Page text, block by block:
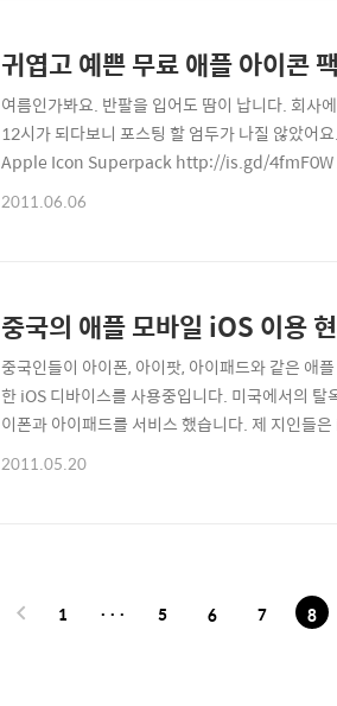
귀엽고 예쁜 무료 애플 아이콘
여름인가봐요. 반팔을 입어도 땀이 납니다. 회사
12시가 되다보니 포스팅 할 엄두가 나질 않았어
Apple Icon Superpack http://is.gd/
4. The Apple Armada Icons http://is.gd/
2011.06.06
중국의 애플 모바일 iOS 이용
중국인들이 아이폰, 아이팟, 아이패드와 같은 애
한 iOS 디바이스를 사용중입니다. 미국에서의
이폰과 아이패드를 서비스 했습니다. 제 지인들
Not? ☞ 인포그래픽 소스 http://
2011.05.20
1 ··· 5 6 7 8